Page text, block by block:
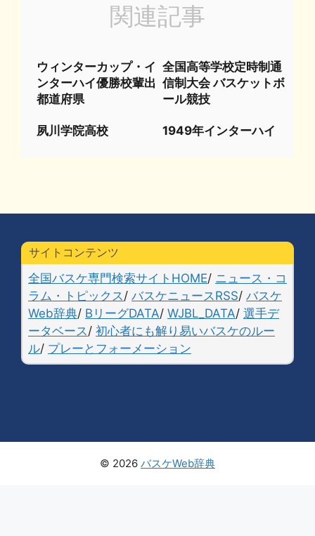
関連記事
ウィンターカップ・イ
ンターハイ優勝校輩出
都道府県
全国高等学校定時制通
信制大会 バスケットボ
ール競技
夙川学院高校 1949年インターハイ
サイトコンテンツ
全国バスケ専門検索サイトHOME/ ニュース・コ
ラム・トピックス / バスケニュースRSS/ バスケ
Web辞典/ BリーグDATA/ WJBL_DATA/ 選手デ
ータベース / 初心者にも解り易いバスケのルー
ル/ プレーとフォーメーション
© 2026 バスケWeb辞典